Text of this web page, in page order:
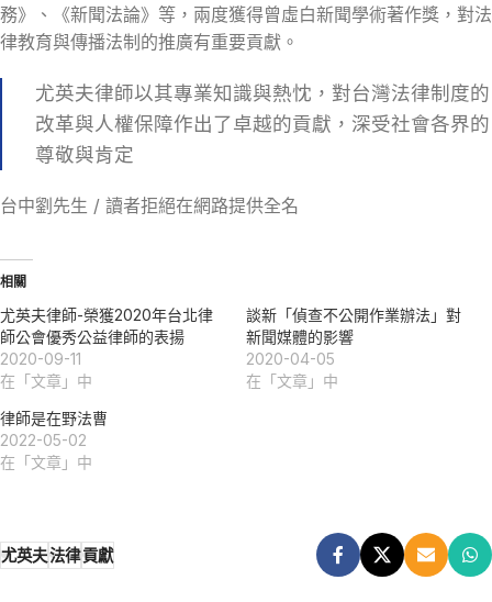
務》、《新聞法論》等，兩度獲得曾虛白新聞學術著作獎，對法
律教育與傳播法制的推廣有重要貢獻。
尤英夫律師以其專業知識與熱忱，對台灣法律制度的
改革與人權保障作出了卓越的貢獻，深受社會各界的
尊敬與肯定
台中劉先生 / 讀者拒絕在網路提供全名
相關
尤英夫律師-榮獲2020年台北律
師公會優秀公益律師的表揚
2020-09-11
在「文章」中
談新「偵查不公開作業辦法」對
新聞媒體的影響
2020-04-05
在「文章」中
律師是在野法曹
2022-05-02
在「文章」中
尤英夫法律貢獻